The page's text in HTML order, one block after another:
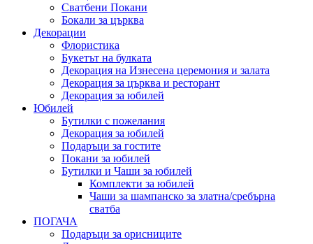
Сватбени Покани
Бокали за църква
Декорации
Флористика
Букетът на булката
Декорация на Изнесена церемония и залата
Декорация за църква и ресторант
Декорация за юбилей
Юбилей
Бутилки с пожелания
Декорация за юбилей
Подаръци за гостите
Покани за юбилей
Бутилки и Чаши за юбилей
Комплекти за юбилей
Чаши за шампанско за златна/сребърна
сватба
ПОГАЧА
Подаръци за орисниците